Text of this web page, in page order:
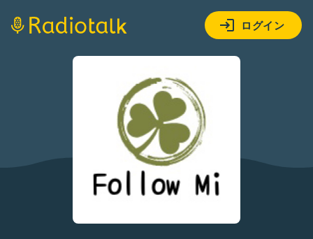
ログイン